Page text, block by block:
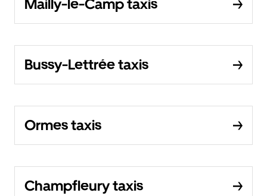
Mailly-le-Camp taxis
Bussy-Lettrée taxis
Ormes taxis
Champfleury taxis